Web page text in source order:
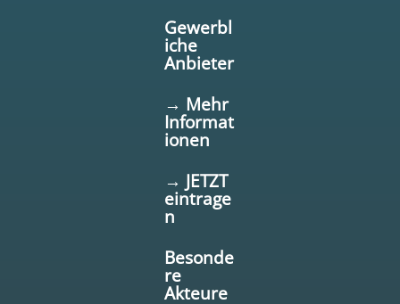
Gewerbl
iche
Anbieter
→ Mehr
Informat
ionen
→ JETZT
eintrage
n
Besonde
re
Akteure